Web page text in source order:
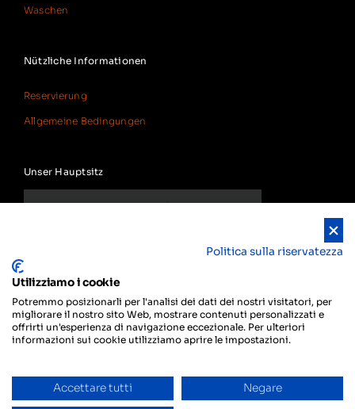
Waschen
Nützliche Informationen
Reservierung
Allgemeine Bedingungen
Unser Hauptsitz
© Copyright 2024 Smart Rent
Politica sulla riservatezza
Utilizziamo i cookie
Potremmo posizionarli per l'analisi dei dati dei nostri visitatori, per
migliorare il nostro sito Web, mostrare contenuti personalizzati e
offrirti un'esperienza di navigazione eccezionale. Per ulteriori
informazioni sui cookie utilizziamo aprire le impostazioni.
Accettare tutti Negare